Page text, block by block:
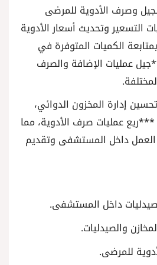
وصرف الأدوية للمرضى
التسعير وتحديث أسعار الأدوية
الكميات المتوفرة في
عمليات الإضافة والصرف
إدارة المخزون الدوائي،
***ريع عمليات صرف الأدوية، مما
داخل المستشفى وتقديم
داخل المستشفى.
والصيدليات.
للمرضى.